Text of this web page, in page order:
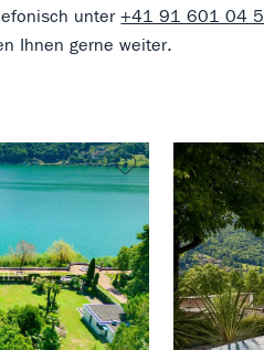
unter+41 91 601 04
Ihnen gerne weiter.
kein Favorit